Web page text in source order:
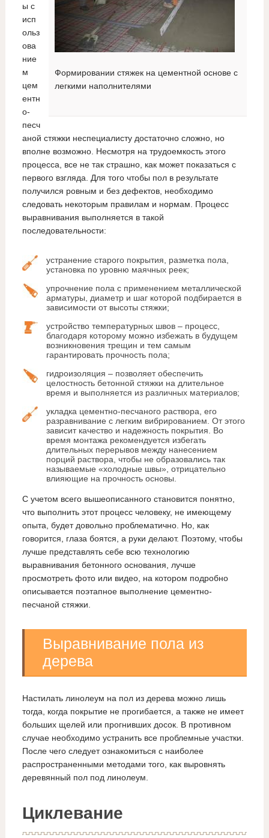
Формировании стяжек на цементной основе с
легкими наполнителями
ы с
исп
ольз
ова
ние
м
цем
ентн
о-
песч
аной стяжки неспециалисту достаточно сложно, но
вполне возможно. Несмотря на трудоемкость этого
процесса, все не так страшно, как может показаться с
первого взгляда. Для того чтобы пол в результате
получился ровным и без дефектов, необходимо
следовать некоторым правилам и нормам. Процесс
выравнивания выполняется в такой
последовательности:
устранение старого покрытия, разметка пола,
установка по уровню маячных реек;
упрочнение пола с применением металлической
арматуры, диаметр и шаг которой подбирается в
зависимости от высоты стяжки;
устройство температурных швов – процесс,
благодаря которому можно избежать в будущем
возникновения трещин и тем самым
гарантировать прочность пола;
гидроизоляция – позволяет обеспечить
целостность бетонной стяжки на длительное
время и выполняется из различных материалов;
укладка цементно-песчаного раствора, его
разравнивание с легким вибрированием. От этого
зависит качество и надежность покрытия. Во
время монтажа рекомендуется избегать
длительных перерывов между нанесением
порций раствора, чтобы не образовались так
называемые «холодные швы», отрицательно
влияющие на прочность основы.
С учетом всего вышеописанного становится понятно,
что выполнить этот процесс человеку, не имеющему
опыта, будет довольно проблематично. Но, как
говорится, глаза боятся, а руки делают. Поэтому, чтобы
лучше представлять себе всю технологию
выравнивания бетонного основания, лучше
просмотреть фото или видео, на котором подробно
описывается поэтапное выполнение цементно-
песчаной стяжки.
Выравнивание пола из
дерева
Настилать линолеум на пол из дерева можно лишь
тогда, когда покрытие не прогибается, а также не имеет
больших щелей или прогнивших досок. В противном
случае необходимо устранить все проблемные участки.
После чего следует ознакомиться с наиболее
распространенными методами того, как выровнять
деревянный пол под линолеум.
Циклевание